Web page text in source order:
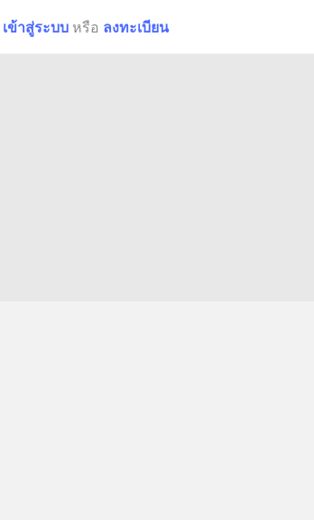
เข้าสู่ระบบ หรือ ลงทะเบียน